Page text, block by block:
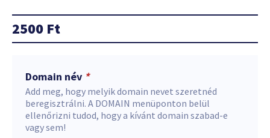
2500 Ft
Domain név *
Add meg, hogy melyik domain nevet szeretnéd
beregisztrálni. A DOMAIN menüponton belül
ellenőrizni tudod, hogy a kívánt domain szabad-e
vagy sem!